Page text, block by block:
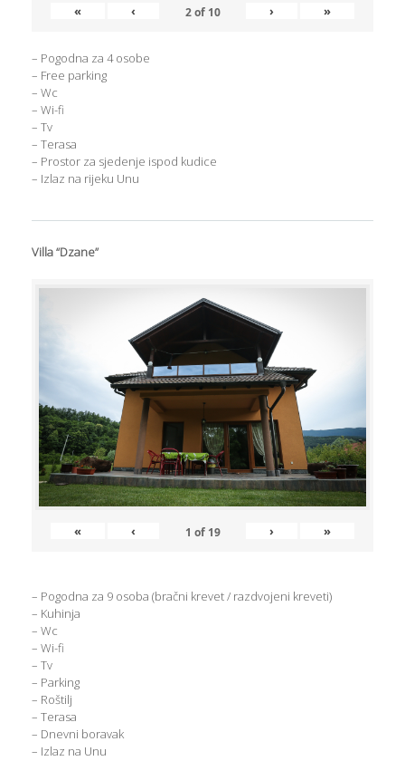
« ‹ 2of 10 › »
– Pogodna za 4 osobe
– Free parking
– Wc
– Wi-fi
– Tv
– Terasa
– Prostor za sjedenje ispod kudice
– Izlaz na rijeku Unu
Villa “Dzane”
« ‹ 1 of 19 › »
– Pogodna za 9 osoba (bračni krevet / razdvojeni kreveti)
– Kuhinja
– Wc
– Wi-fi
– Tv
– Parking
– Roštilj
– Terasa
– Dnevni boravak
– Izlaz na Unu